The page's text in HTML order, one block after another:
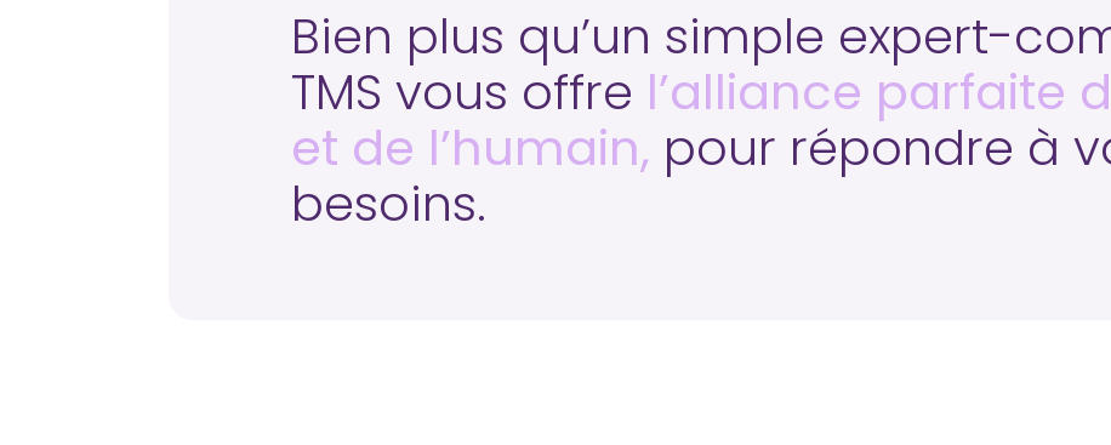
Bien plus qu’un simple expert-
TMS vous offre l’alliance parfaite
et de l’humain, pour répondre à
besoins.